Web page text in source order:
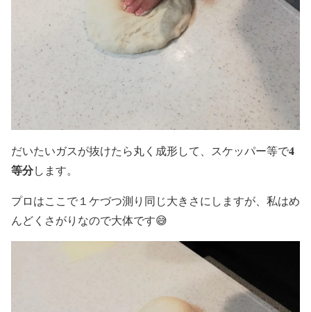
だいたいガスが抜けたら丸く成形して、スケッパー等で4
等分します。
プロはここで１ケづつ測り同じ大きさにしますが、私はめ
んどくさがりなので大体です😅